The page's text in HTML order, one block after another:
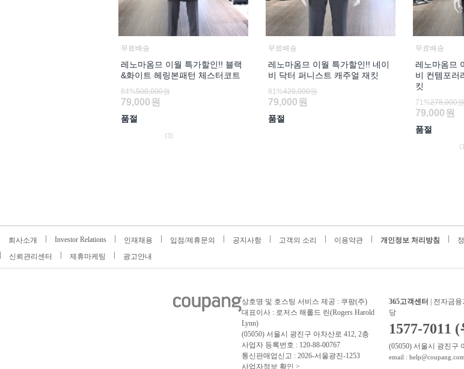
무료배송
레노마옴므 이월 특가할인!! 블랙
&화이트 헤링본패턴 체스터코트
84%500,000원
79,000 원
품절
(3)
무료배송
레노마옴므 이월 특가할인!! 네이
비 닥터 퍼니스트 캐주얼 재킷
81%420,000원
79,000 원
품절
무료배송
레노마옴므
비 컨템포러
킷
71%278,000원
79,000 원
품절
회사소개 Investor Relations 인재채용 입점/제휴문의 공지사항 고객의 소리 이용약관 개인정보 처리방침
신뢰관리센터
제휴마케팅 광고안내
상호명 및 호스팅 서비스 제공 : 쿠팡(주)
대표이사 : 로저스 해롤드 린(Rogers Harold
Lynn)
(05050) 서울시 광진구 아차산로 412, 2층
사업자 등록번호 : 120-88-00767
통신판매업신고 : 2026-서울광진-1253
사업자정보 확인 >
365고객센터
| 전자금
당
1577-7011
(05050) 서울시 광진구
email : help@coupang.com